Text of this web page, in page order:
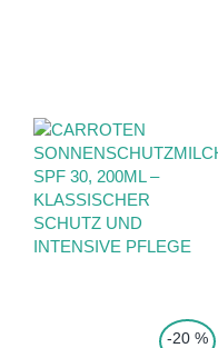
-20 %
TOP PRICE